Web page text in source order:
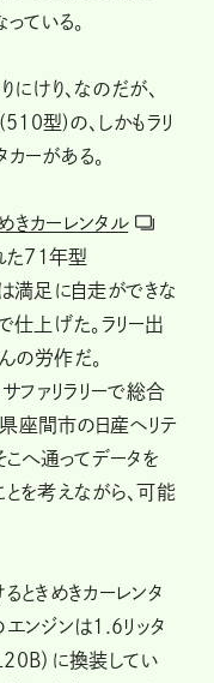
ている。
にけり、なのだが、
型)の、しかもラリ
ーがある。
きカーレンタル
た71年型
満足に自走ができな
仕上げた。ラリー出
の労作だ。
ファリラリーで総合
座間市の日産ヘリテ
こへ通ってデータを
を考えながら、可能
ときめきカーレンタ
ンジンは1.6リッタ
L20B）に換装してい